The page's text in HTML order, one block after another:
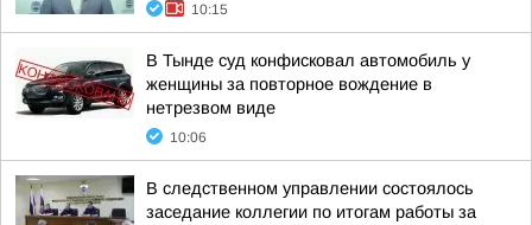
10:15
В Тынде суд конфисковал автомобиль у
женщины за повторное вождение в
нетрезвом виде
10:06
В следственном управлении состоялось
заседание коллегии по итогам работы за